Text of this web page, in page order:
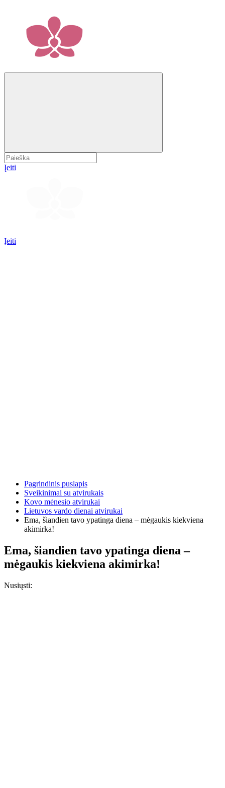
Įeiti
Įeiti
Pagrindinis puslapis
Sveikinimai su atvirukais
Kovo mėnesio atvirukai
Lietuvos vardo dienai atvirukai
Ema, šiandien tavo ypatinga diena – mėgaukis kiekviena
akimirka!
Ema, šiandien tavo ypatinga diena –
mėgaukis kiekviena akimirka!
Nusiųsti: